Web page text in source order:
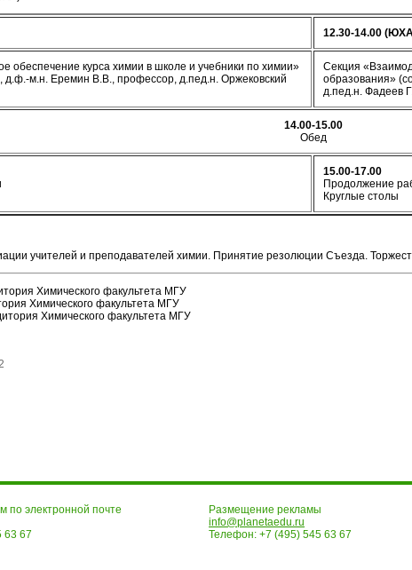
12.30-14.00
обеспечение курса химии в школе и учебники по химии»
д.ф.-м.н. Еремин В.В., профессор, д.пед.н. Оржековский
Секция
образования»
д.пед.н. Фадеев
14.00-15.00
Обед
15.00-17.00
Продолжение
Круглые столы
учителей и преподавателей химии. Принятие резолюции Съезда.
Химического факультета МГУ
Химического факультета МГУ
Химического факультета МГУ
электронной почте
63 67
Размещение рекламы
info@planetaedu.ru
Телефон: +7 (495) 545 63 67